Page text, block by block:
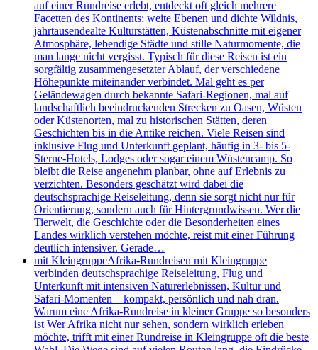
auf einer Rundreise erlebt, entdeckt oft gleich mehrere
Facetten des Kontinents: weite Ebenen und dichte Wildnis,
jahrtausendealte Kulturstätten, Küstenabschnitte mit eigener
Atmosphäre, lebendige Städte und stille Naturmomente, die
man lange nicht vergisst. Typisch für diese Reisen ist ein
sorgfältig zusammengesetzter Ablauf, der verschiedene
Höhepunkte miteinander verbindet. Mal geht es per
Geländewagen durch bekannte Safari-Regionen, mal auf
landschaftlich beeindruckenden Strecken zu Oasen, Wüsten
oder Küstenorten, mal zu historischen Stätten, deren
Geschichten bis in die Antike reichen. Viele Reisen sind
inklusive Flug und Unterkunft geplant, häufig in 3- bis 5-
Sterne-Hotels, Lodges oder sogar einem Wüstencamp. So
bleibt die Reise angenehm planbar, ohne auf Erlebnis zu
verzichten. Besonders geschätzt wird dabei die
deutschsprachige Reiseleitung, denn sie sorgt nicht nur für
Orientierung, sondern auch für Hintergrundwissen. Wer die
Tierwelt, die Geschichte oder die Besonderheiten eines
Landes wirklich verstehen möchte, reist mit einer Führung
deutlich intensiver. Gerade…
mit KleingruppeAfrika-Rundreisen mit Kleingruppe
verbinden deutschsprachige Reiseleitung, Flug und
Unterkunft mit intensiven Naturerlebnissen, Kultur und
Safari-Momenten – kompakt, persönlich und nah dran.
Warum eine Afrika-Rundreise in kleiner Gruppe so besonders
ist Wer Afrika nicht nur sehen, sondern wirklich erleben
möchte, trifft mit einer Rundreise in Kleingruppe oft die beste